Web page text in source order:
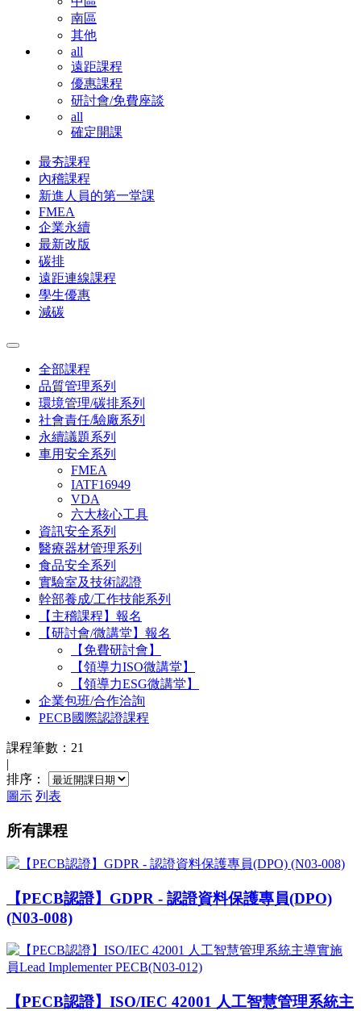
南區
其他
all
遠距課程
優惠課程
研討會/免費座談
all
確定開課
最夯課程
內稽課程
新進人員的第一堂課
FMEA
企業永續
最新改版
碳排
遠距連線課程
學生優惠
減碳
全部課程
品質管理系列
環境管理/碳排系列
社會責任/驗廠系列
永續議題系列
車用安全系列
FMEA
IATF16949
VDA
六大核心工具
資訊安全系列
醫療器材管理系列
食品安全系列
實驗室及技術認證
幹部養成/工作技能系列
【主稽課程】報名
【研討會/微講堂】報名
【免費研討會】
【領導力ISO微講堂】
【領導力ESG微講堂】
企業包班/合作洽詢
PECB國際認證課程
課程筆數：21
|
排序：
圖示 列表
所有課程
【PECB認證】GDPR - 認證資料保護專員(DPO)
(N03-008)
【PECB認證】ISO/IEC 42001 人工智慧管理系統主